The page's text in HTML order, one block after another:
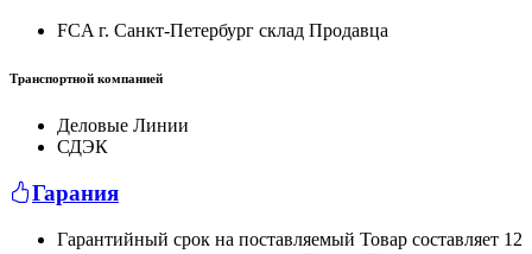
FCA г. Санкт-Петербург склад Продавца
Транспортной компанией
Деловые Линии
СДЭК
Гарания
Гарантийный срок на поставляемый Товар составляет 12